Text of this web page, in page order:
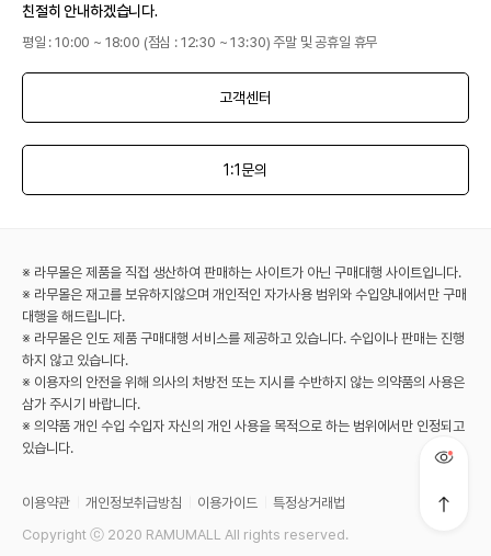
친절히 안내하겠습니다.
평일 : 10:00 ~ 18:00 (점심 : 12:30 ~ 13:30) 주말 및 공휴일 휴무
고객센터
1:1문의
※ 라무몰은 제품을 직접 생산하여 판매하는 사이트가 아닌 구매대행 사이트입니다.
※ 라무몰은 재고를 보유하지않으며 개인적인 자가사용 범위와 수입양내에서만 구매
대행을 해드립니다.
※ 라무몰은 인도 제품 구매대행 서비스를 제공하고 있습니다. 수입이나 판매는 진행
하지 않고 있습니다.
※ 이용자의 안전을 위해 의사의 처방전 또는 지시를 수반하지 않는 의약품의 사용은
삼가 주시기 바랍니다.
※ 의약품 개인 수입 수입자 자신의 개인 사용을 목적으로 하는 범위에서만 인정되고
있습니다.
이용약관 개인정보취급방침 이용가이드
특정상거래법
Copyright ⓒ 2020 RAMUMALL All rights reserved.